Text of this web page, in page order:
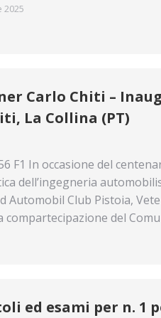
2025
Carlo Chiti –
La Collina (PT)
F1 In occasione del
dell’ingegneria
Automobil Club Pistoia,
compartecipazione del
ed esami per n. 1